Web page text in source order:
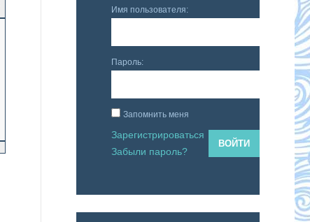
Имя пользователя:
Пароль:
Запомнить меня
ВОЙТИ
Зарегистрироваться
Забыли пароль?